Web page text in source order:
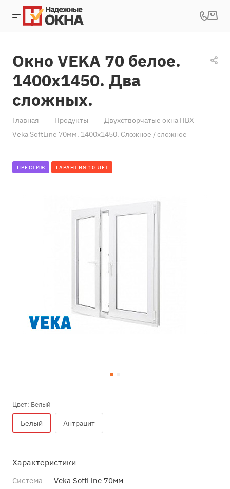
Окно VEKA 70 белое.
1400х1450. Два
сложных.
Главная — Продукты — Двухстворчатые окна ПВХ —
Veka SoftLine 70мм. 1400х1450. Сложное / сложное
ПРЕСТИЖ ГАРАНТИЯ 10 ЛЕТ
Цвет: Белый
Белый Антрацит
Характеристики
Система — Veka SoftLine 70мм